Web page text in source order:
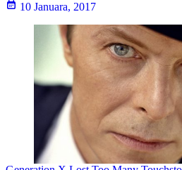
10 Januara, 2017